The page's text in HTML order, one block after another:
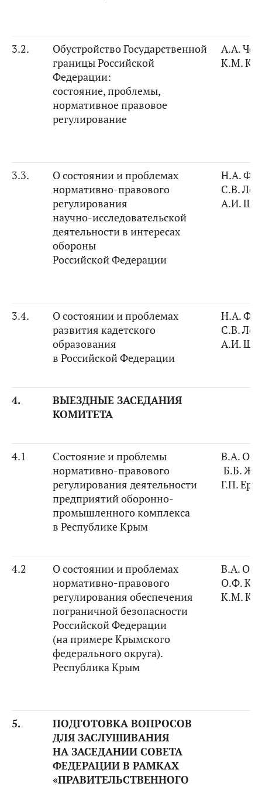
3.2.
Обустройство Государственной
границыРоссийской
Федерации:
состояние, проблемы,
нормативное правовое
регулирование
А.А.
К.М.
3.3.
О состоянии и проблемах
нормативно-правового
регулирования
научно-исследовательской
деятельности в интересах
обороны
Российской Федерации
Н.А.
С.В.
А.И.
3.4.
О состоянии и проблемах
развития кадетского
образования
в Российской Федерации
Н.А.
С.В.
А.И.
4.
ВЫЕЗДНЫЕ ЗАСЕДАНИЯ
КОМИТЕТА
4.1
Состояние и проблемы
нормативно-правового
регулирования деятельности
предприятий оборонно-
промышленного комплекса
в Республике Крым
В.А.
Б.Б.
Г.П.
4.2
О состоянии и проблемах
нормативно-правового
регулирования обеспечения
пограничной безопасности
Российской Федерации
(на примере Крымского
федерального округа).
Республика Крым
В.А.
О.Ф.
К.М.
5.
ПОДГОТОВКА ВОПРОСОВ
ДЛЯ ЗАСЛУШИВАНИЯ
НА ЗАСЕДАНИИ СОВЕТА
ФЕДЕРАЦИИ В РАМКАХ
«ПРАВИТЕЛЬСТВЕННОГО